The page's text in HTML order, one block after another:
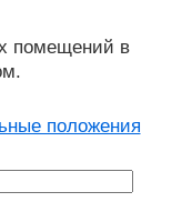
помещений в
положения